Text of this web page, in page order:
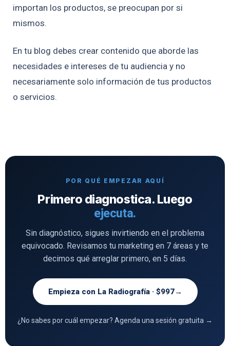
importan los productos, se preocupan por si
mismos.
En tu blog debes crear contenido que aborde las
necesidades e intereses de tu audiencia y no
necesariamente solo información de tus productos
o servicios.
POR QUÉ EMPEZAR AQUÍ
Primero diagnostica. Luego
ejecuta.
Sin diagnóstico, sigues invirtiendo en el problema
equivocado. Revisamos tu marketing en 7 áreas y te
decimos qué arreglar primero, en 5 días.
Empieza con La Radiografía · $997→
¿No sabes por cuál empezar? Agenda una sesión gratuita →